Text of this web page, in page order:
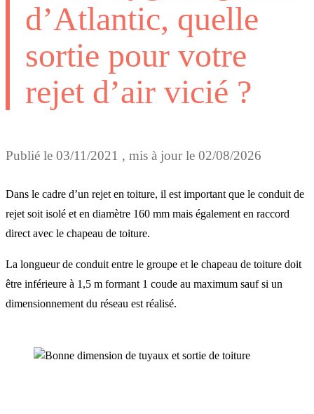
d’Atlantic, quelle
sortie pour votre
rejet d’air vicié ?
Publié le 03/11/2021 , mis à jour le 02/08/2026
Dans le cadre d’un rejet en toiture, il est important que le conduit de
rejet soit isolé et en diamètre 160 mm mais également en raccord
direct avec le chapeau de toiture.
La longueur de conduit entre le groupe et le chapeau de toiture doit
être inférieure à 1,5 m formant 1 coude au maximum sauf si un
dimensionnement du réseau est réalisé.